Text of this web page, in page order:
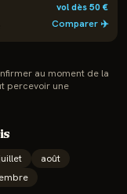
vol dès50€
Comparer ✈️
au moment de la
percevoir une
juillet
août